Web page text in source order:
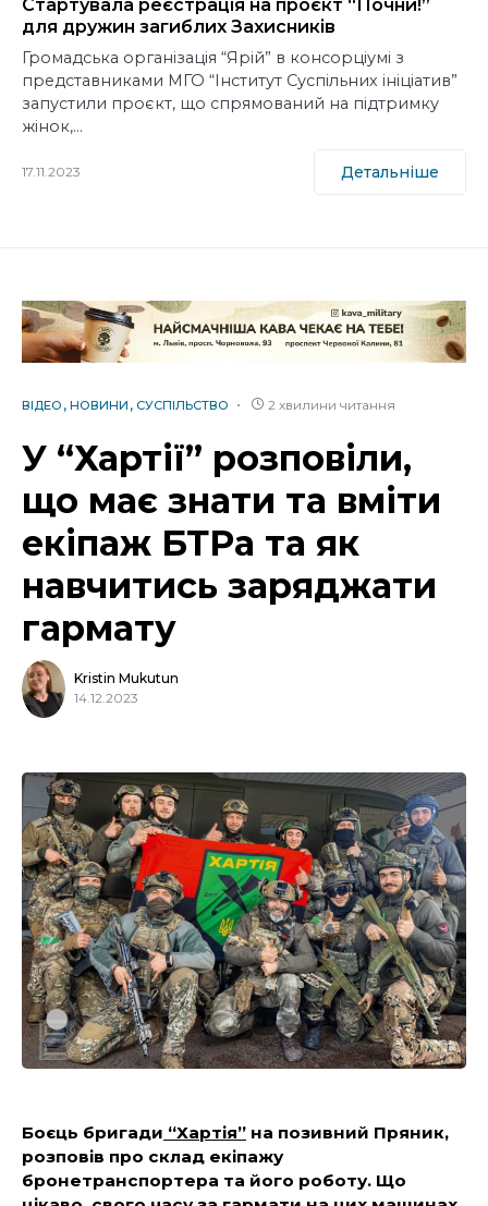
Стартувала реєстрація на проєкт “Почни!”
для дружин загиблих Захисників
Громадська організація “Ярій” в консорціумі з
представниками МГО “Інститут Суспільних ініціатив”
запустили проєкт, що спрямований на підтримку
жінок,…
17.11.2023 Детальніше
ВІДЕО НОВИНИ СУСПІЛЬСТВО 2 хвилини читання
У “Хартії” розповіли,
що має знати та вміти
екіпаж БТРа та як
навчитись заряджати
гармату
Kristin Mukutun
14.12.2023
Боєць бригади “Хартія” на позивний Пряник,
розповів про склад екіпажу
бронетранспортера та його роботу. Що